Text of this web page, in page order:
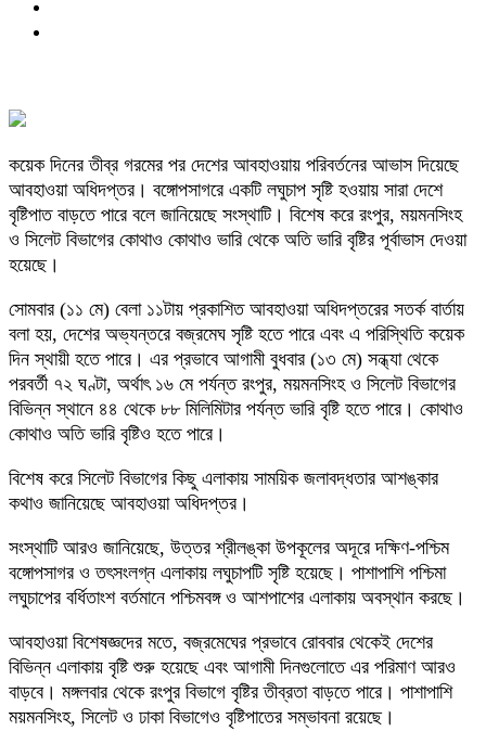
কয়েক দিনের তীব্র গরমের পর দেশের আবহাওয়ায় পরিবর্তনের আভাস দিয়েছে
আবহাওয়া অধিদপ্তর। বঙ্গোপসাগরে একটি লঘুচাপ সৃষ্টি হওয়ায় সারা দেশে
বৃষ্টিপাত বাড়তে পারে বলে জানিয়েছে সংস্থাটি। বিশেষ করে রংপুর, ময়মনসিংহ
ও সিলেট বিভাগের কোথাও কোথাও ভারি থেকে অতি ভারি বৃষ্টির পূর্বাভাস দেওয়া
হয়েছে।
সোমবার (১১ মে) বেলা ১১টায় প্রকাশিত আবহাওয়া অধিদপ্তরের সতর্ক বার্তায়
বলা হয়, দেশের অভ্যন্তরে বজ্রমেঘ সৃষ্টি হতে পারে এবং এ পরিস্থিতি কয়েক
দিন স্থায়ী হতে পারে। এর প্রভাবে আগামী বুধবার (১৩ মে) সন্ধ্যা থেকে
পরবর্তী ৭২ ঘণ্টা, অর্থাৎ ১৬ মে পর্যন্ত রংপুর, ময়মনসিংহ ও সিলেট বিভাগের
বিভিন্ন স্থানে ৪৪ থেকে ৮৮ মিলিমিটার পর্যন্ত ভারি বৃষ্টি হতে পারে। কোথাও
কোথাও অতি ভারি বৃষ্টিও হতে পারে।
বিশেষ করে সিলেট বিভাগের কিছু এলাকায় সাময়িক জলাবদ্ধতার আশঙ্কার
কথাও জানিয়েছে আবহাওয়া অধিদপ্তর।
সংস্থাটি আরও জানিয়েছে, উত্তর শ্রীলঙ্কা উপকূলের অদূরে দক্ষিণ-পশ্চিম
বঙ্গোপসাগর ও তৎসংলগ্ন এলাকায় লঘুচাপটি সৃষ্টি হয়েছে। পাশাপাশি পশ্চিমা
লঘুচাপের বর্ধিতাংশ বর্তমানে পশ্চিমবঙ্গ ও আশপাশের এলাকায় অবস্থান করছে।
আবহাওয়া বিশেষজ্ঞদের মতে, বজ্রমেঘের প্রভাবে রোববার থেকেই দেশের
বিভিন্ন এলাকায় বৃষ্টি শুরু হয়েছে এবং আগামী দিনগুলোতে এর পরিমাণ আরও
বাড়বে। মঙ্গলবার থেকে রংপুর বিভাগে বৃষ্টির তীব্রতা বাড়তে পারে। পাশাপাশি
ময়মনসিংহ, সিলেট ও ঢাকা বিভাগেও বৃষ্টিপাতের সম্ভাবনা রয়েছে।